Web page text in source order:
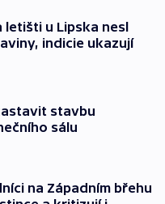
letišti u Lipska nesl
indicie ukazují
stavbu
sálu
na Západním břehu